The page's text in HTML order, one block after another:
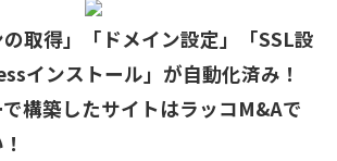
の取得」「ドメイン設定」「SSL設
インストール」が自動化済み！
構築したサイトはラッコM&Aで